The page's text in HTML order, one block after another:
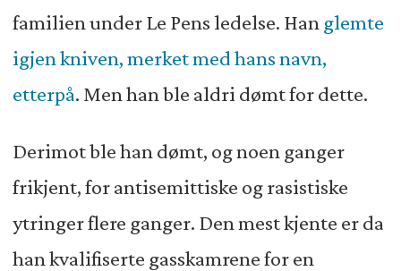
familien under Le Pens ledelse. Han glemte
igjen kniven, merket med hans navn,
etterpå. Men han ble aldri dømt for dette.
Derimot ble han dømt, og noen ganger
frikjent, for antisemittiske og rasistiske
ytringer flere ganger. Den mest kjente er da
han kvalifiserte gasskamrene for en